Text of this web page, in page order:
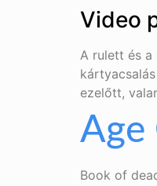
Video
A rulett és a
ezelőtt,
Age
Book of